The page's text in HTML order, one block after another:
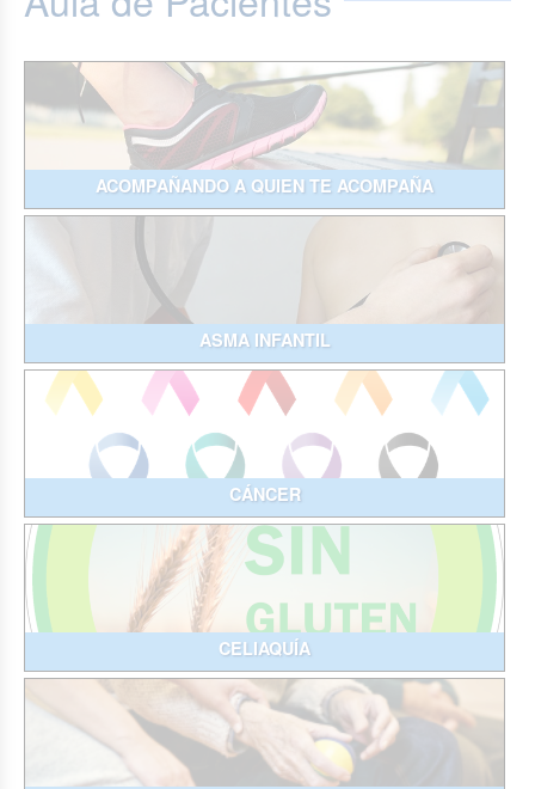
ACOMPAÑANDO A QUIEN TE ACOMPAÑA
ASMA INFANTIL
CÁNCER
CELIAQUÍA